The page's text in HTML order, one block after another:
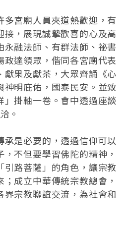
宮廟人員夾道熱歡迎，有
，展現誠摯歡喜的心及高
永融法師、有群法師、祕書
達領眾，偕同各宮廟代表
獻果及獻茶，大眾齊誦《心
明庇佑，國泰民安。並致
掛軸一卷。會中透過座談
。
是必要的，透過信仰可以
不但要學習佛陀的精神，
引路菩薩」的角色，讓宗教
成立中華傳統宗教總會，
宗教聯誼交流，為社會和